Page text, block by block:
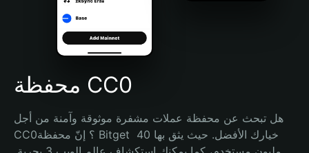
Português (Brasil)
Español (Argentina)
محفظة CC0
هل تبحث عن محفظة عملات مشفرة موثوقة وآمنة من أجل
CC0؟ إنّ محفظة Bitget خيارك الأفضل. حيث يثق بها 40